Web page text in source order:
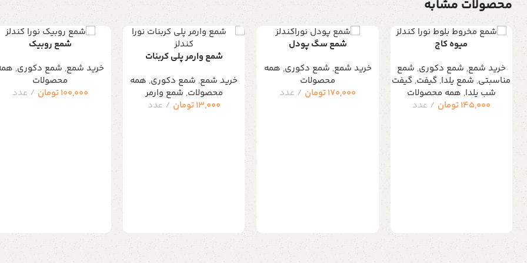
محصولات مشابه
میوه کاج
خرید شمع, شمع دکوری, شمع
مناسبتی, شمع یلدا, گیفت, گیفت
شب یلدا, همه محصولات
145,000تومان عدد
شمع سگ پودل
خرید شمع, شمع دکوری, همه
محصولات
170,000تومان عدد
شمع وارمر پلی کربنات
خرید شمع, شمع دکوری, همه
محصولات, شمع وارمر
13,000تومان عدد
شمع روبیک
خرید شمع, شمع دکوری,
محصولات
100,000تومان عدد